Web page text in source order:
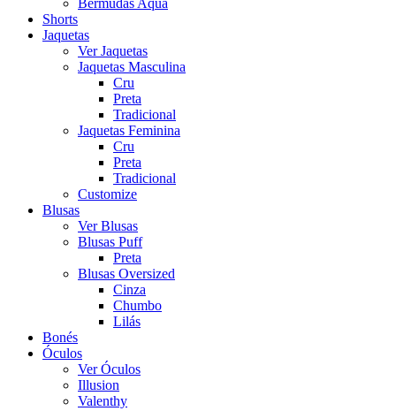
Bermudas Aqua
Shorts
Jaquetas
Ver Jaquetas
Jaquetas Masculina
Cru
Preta
Tradicional
Jaquetas Feminina
Cru
Preta
Tradicional
Customize
Blusas
Ver Blusas
Blusas Puff
Preta
Blusas Oversized
Cinza
Chumbo
Lilás
Bonés
Óculos
Ver Óculos
Illusion
Valenthy